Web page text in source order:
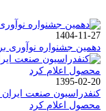
1404-11-27
دهمین جشنواره نوآوری
1395-02-20
کنفدراسیون صنعت
محصول اعلام کرد